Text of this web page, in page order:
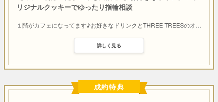
リジナルクッキーでゆったり指輪相談
１階がカフェになってます♪お好きなドリンクとTHREE TREESのオ…
詳しく見る
成約特典